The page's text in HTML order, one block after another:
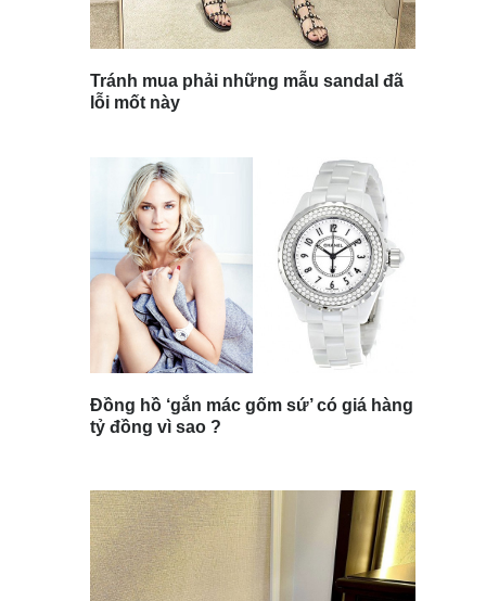
Tránh mua phải những mẫu sandal đã
lỗi mốt này
Đồng hồ ‘gắn mác gốm sứ’ có giá hàng
tỷ đồng vì sao ?